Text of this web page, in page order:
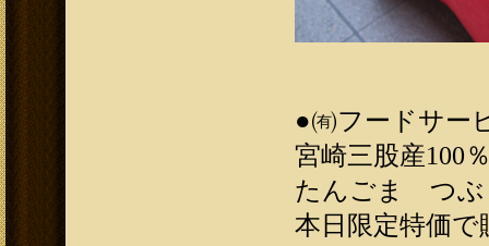
●㈲フードサー
宮崎三股産100
たんごま つぶ
本日限定特価